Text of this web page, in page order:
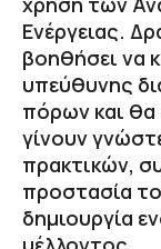
Ενέργειας.
βοηθήσει να
υπεύθυνης
πόρων και
γίνουν
πρακτικών,
προστασία
δημιουργία